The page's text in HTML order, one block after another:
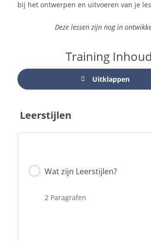
bij het ontwerpen en uitvoeren van je
Deze lessen zijn nog in
Training Inhoud
Uitklappen
Leerstijlen
Wat zijn Leerstijlen?
2 Paragrafen